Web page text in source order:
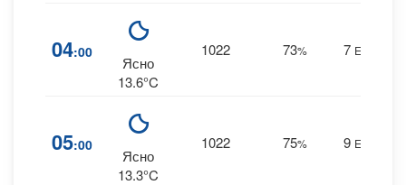
04:00
Ясно
13.6°C
1022 73% 7 ENE
05:00
Ясно
13.3°C
1022 75% 9 ENE